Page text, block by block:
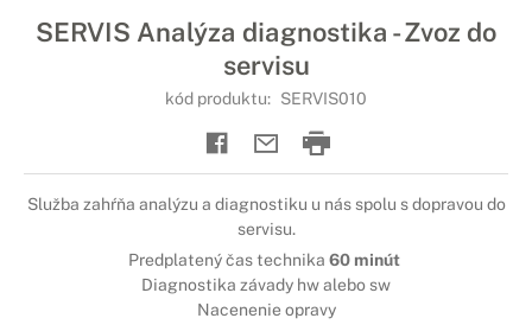
SERVIS Analýza diagnostika - Zvoz do
servisu
kód produktu: SERVIS010
Služba zahŕňa analýzu a diagnostiku u nás spolu s dopravou do
servisu.
Predplatený čas technika 60 minút
Diagnostika závady hw alebo sw
Nacenenie opravy